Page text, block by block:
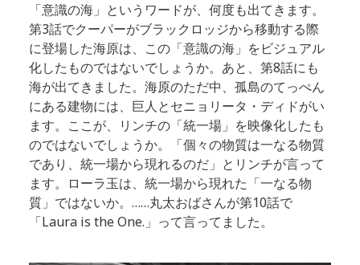
「意識の海」というワードが、何度も出てきます。
第3話でクーパーがブラックロッジから移動する際
に登場した海原は、この「意識の海」をビジュアル
化したものではないでしょうか。あと、第8話にも
海が出てきました。海原のただ中、孤島のてっぺん
にある建物には、巨人とセニョリータ・ディドがい
ます。ここが、リンチの「統一場」を映像化したも
のではないでしょうか。「個々の物質は一なる物質
であり、統一場から現れるのだ」とリンチが言って
ます。ローラ玉は、統一場から現れた「一なる物
質」ではないか。……丸太おばさんが第10話で
「Laura is the One.」って言ってました。